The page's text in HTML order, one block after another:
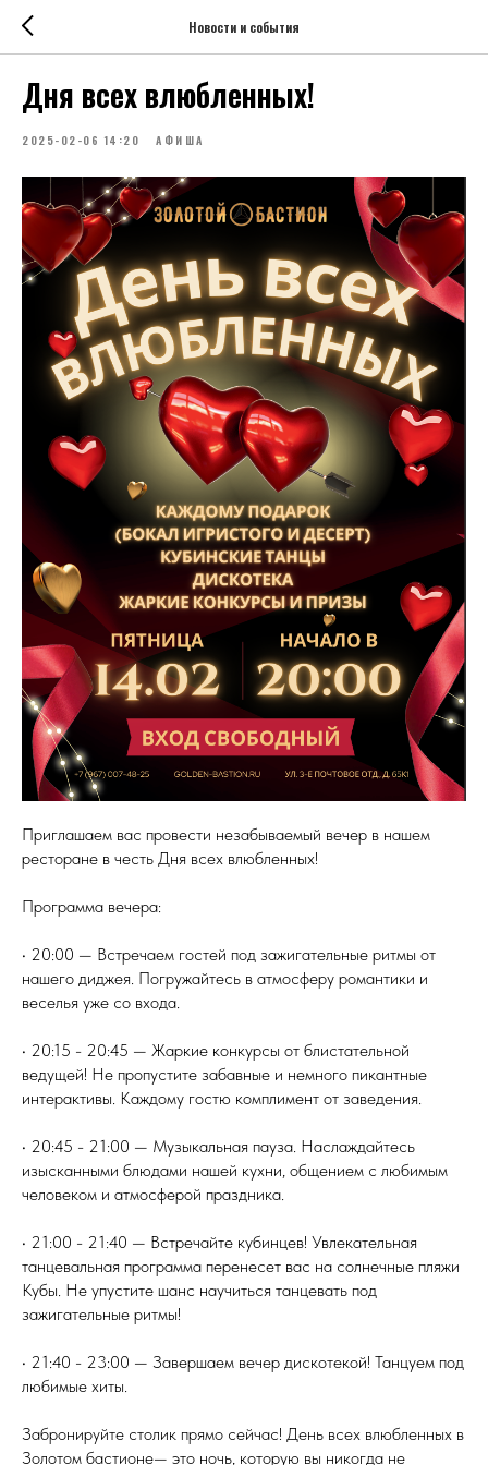
Новости и события
Дня всех влюбленных!
2025-02-06 14:20 АФИША
Приглашаем вас провести незабываемый вечер в нашем
ресторане в честь Дня всех влюбленных!
Программа вечера:
• 20:00 — Встречаем гостей под зажигательные ритмы от
нашего диджея. Погружайтесь в атмосферу романтики и
веселья уже со входа.
• 20:15 - 20:45 — Жаркие конкурсы от блистательной
ведущей! Не пропустите забавные и немного пикантные
интерактивы. Каждому гостю комплимент от заведения.
• 20:45 - 21:00 — Музыкальная пауза. Наслаждайтесь
изысканными блюдами нашей кухни, общением с любимым
человеком и атмосферой праздника.
• 21:00 - 21:40 — Встречайте кубинцев! Увлекательная
танцевальная программа перенесет вас на солнечные пляжи
Кубы. Не упустите шанс научиться танцевать под
зажигательные ритмы!
• 21:40 - 23:00 — Завершаем вечер дискотекой! Танцуем под
любимые хиты.
Забронируйте столик прямо сейчас! День всех влюбленных в
Золотом бастионе— это ночь, которую вы никогда не